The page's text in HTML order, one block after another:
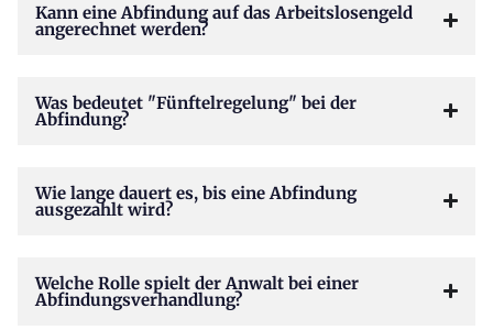
Kann eine Abfindung auf das Arbeitslosengeld
angerechnet werden?
Was bedeutet "Fünftelregelung" bei der
Abfindung?
Wie lange dauert es, bis eine Abfindung
ausgezahlt wird?
Welche Rolle spielt der Anwalt bei einer
Abfindungsverhandlung?